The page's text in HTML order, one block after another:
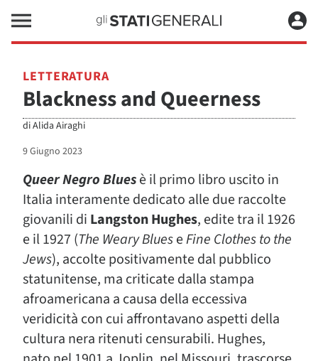
LETTERATURA
Blackness and Queerness
diAlida Airaghi
9 Giugno 2023
Queer Negro Bluesè il primo libro uscito in
Italia interamente dedicato alle due raccolte
giovanili di Langston Hughes, edite tra il 1926
e il 1927 (The Weary BlueseFine Clothes to the
Jews), accolte positivamente dal pubblico
statunitense, ma criticate dalla stampa
afroamericana a causa della eccessiva
veridicità con cui affrontavano aspetti della
cultura nera ritenuti censurabili. Hughes,